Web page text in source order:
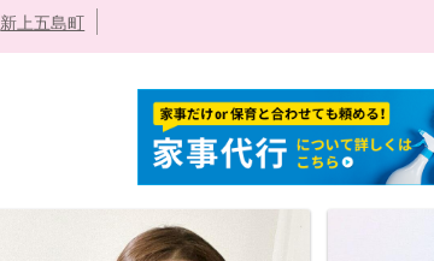
新上五島町